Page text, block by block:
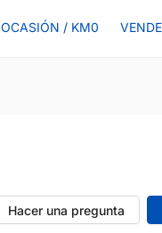
OCASIÓN / KM0
Hacer una pregunta